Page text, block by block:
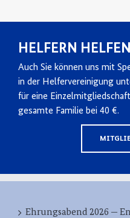
HELFERN HELFEN
Auch Sie können uns mit
in der Helfervereinigung
für eine
gesamte Familie bei 40 €.
Ehrungsabend 2026 —